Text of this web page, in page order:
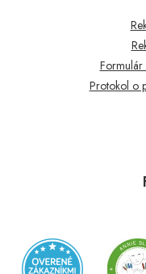
Formulár
Protokol o